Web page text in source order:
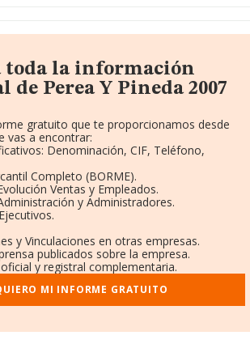
toda la información
de Perea Y Pineda 2007
gratuito que te proporcionamos desde
vas a encontrar:
Denominación, CIF, Teléfono,
Completo (BORME).
Ventas y Empleados.
y Administradores.
y Vinculaciones en otras empresas.
publicados sobre la empresa.
y registral complementaria.
MI INFORME GRATUITO